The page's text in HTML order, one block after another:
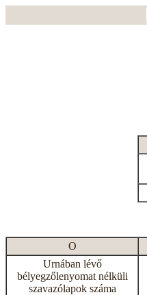
O
Urnában lévő
bélyegzőlenyomat nélküli
szavazólapok száma